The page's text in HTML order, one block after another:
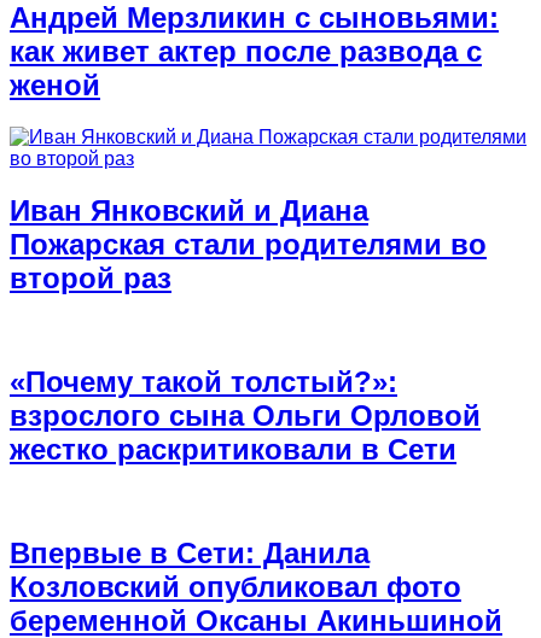
Андрей Мерзликин с сыновьями:
как живет актер после развода с
женой
Иван Янковский и Диана
Пожарская стали родителями во
второй раз
«Почему такой толстый?»:
взрослого сына Ольги Орловой
жестко раскритиковали в Сети
Впервые в Сети: Данила
Козловский опубликовал фото
беременной Оксаны Акиньшиной